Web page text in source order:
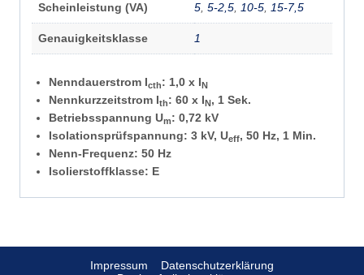
Scheinleistung (VA) 5, 5-2,5, 10-5, 15-7,5
Genauigkeitsklasse 1
Nenndauerstrom Icth: 1,0 x IN
Nennkurzzeitstrom Ith: 60 x IN, 1 Sek.
Betriebsspannung Um: 0,72 kV
Isolationsprüfspannung: 3 kV, Ueff, 50 Hz, 1 Min.
Nenn-Frequenz: 50 Hz
Isolierstoffklasse: E
Impressum
Datenschutzerklärung